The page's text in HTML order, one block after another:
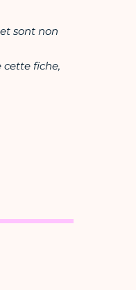
sont non
fiche,